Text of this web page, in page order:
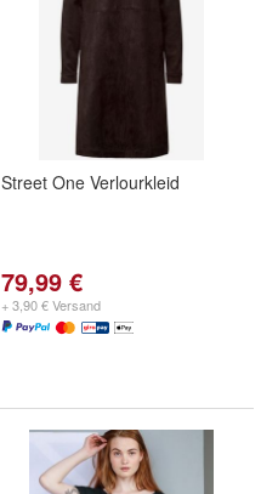
Street One Verlourkleid
79,99 €
+ 3,90 € Versand